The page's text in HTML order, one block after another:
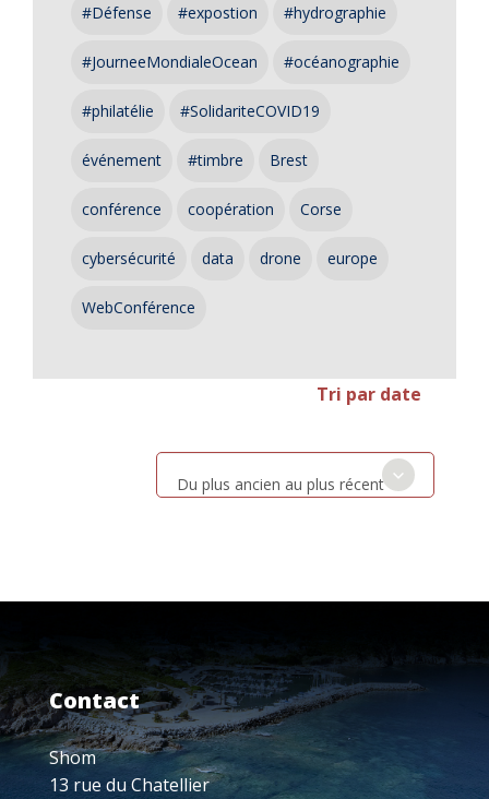
#Défense #expostion #hydrographie
#JourneeMondialeOcean #océanographie
#philatélie #SolidariteCOVID19
événement #timbre Brest
conférence coopération Corse
cybersécurité data drone europe
WebConférence
Tri par date
Du plus ancien au plus récent
Contact
Shom
13 rue du Chatellier